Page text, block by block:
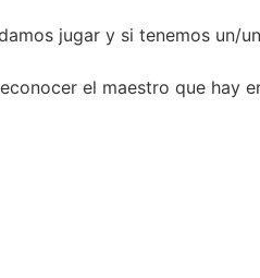
jugar y si tenemos un/
el maestro que hay